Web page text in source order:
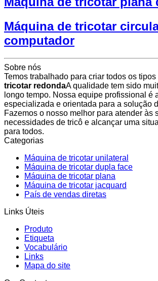
Máquina de tricotar
computador
Sobre nós
Temos trabalhado para criar todos os tipos
tricotar redondaA qualidade tem sido
longo tempo. Nossa equipe profissional é
especializada e orientada para a solução
Fazemos o nosso melhor para atender às
necessidades de tricô e alcançar uma
para todos.
Categorias
Máquina de tricotar unilateral
Máquina de tricotar dupla face
Máquina de tricotar plana
Máquina de tricotar jacquard
País de vendas diretas
Links Úteis
Produto
Etiqueta
Vocabulário
Links
Mapa do site